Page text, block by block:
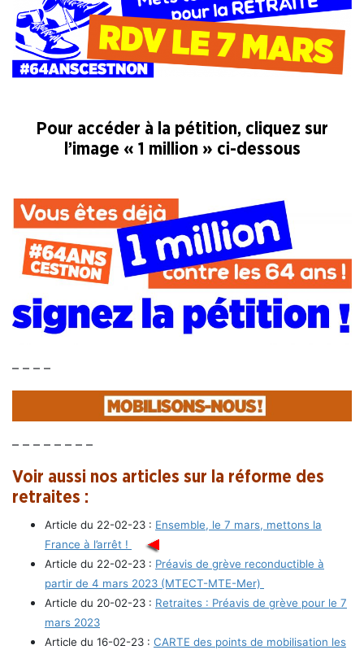
Pour accéder à la pétition, cliquez sur
l’image « 1 million » ci-dessous
– – – –
– – – – – – – –
Voir aussi nos articles sur la réforme des
retraites :
Article du 22-02-23 : Ensemble, le 7 mars, mettons la
France à l’arrêt !
Article du 22-02-23 : Préavis de grève reconductible à
partir de 4 mars 2023 (MTECT-MTE-Mer)
Article du 20-02-23 : Retraites : Préavis de grève pour le 7
mars 2023
Article du 16-02-23 : CARTE des points de mobilisation les